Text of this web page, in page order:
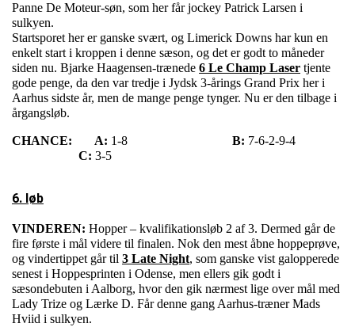
Panne De Moteur-søn, som her får jockey Patrick Larsen i
sulkyen.
Startsporet her er ganske svært, og Limerick Downs har kun en
enkelt start i kroppen i denne sæson, og det er godt to måneder
siden nu. Bjarke Haagensen-trænede 6 Le Champ Laser tjente
gode penge, da den var tredje i Jydsk 3-årings Grand Prix her i
Aarhus sidste år, men de mange penge tynger. Nu er den tilbage i
årgangsløb.
CHANCE: A: 1-8 B: 7-6-2-9-4
C: 3-5
6. løb
VINDEREN: Hopper – kvalifikationsløb 2 af 3. Dermed går de
fire første i mål videre til finalen. Nok den mest åbne hoppeprøve,
og vindertippet går til 3 Late Night, som ganske vist galopperede
senest i Hoppesprinten i Odense, men ellers gik godt i
sæsondebuten i Aalborg, hvor den gik nærmest lige over mål med
Lady Trize og Lærke D. Får denne gang Aarhus-træner Mads
Hviid i sulkyen.